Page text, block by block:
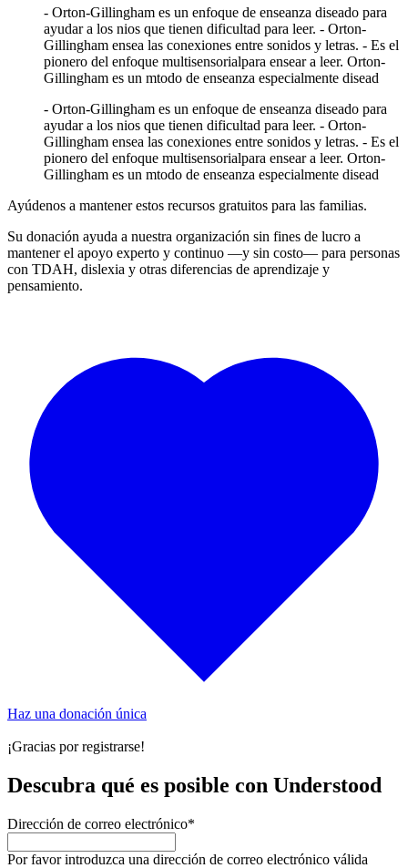
- Orton-Gillingham es un enfoque de enseanza diseado para
ayudar a los nios que tienen dificultad para leer. - Orton-
Gillingham ensea las conexiones entre sonidos y letras. - Es el
pionero del enfoque multisensorialpara ensear a leer. Orton-
Gillingham es un mtodo de enseanza especialmente disead
- Orton-Gillingham es un enfoque de enseanza diseado para
ayudar a los nios que tienen dificultad para leer. - Orton-
Gillingham ensea las conexiones entre sonidos y letras. - Es el
pionero del enfoque multisensorialpara ensear a leer. Orton-
Gillingham es un mtodo de enseanza especialmente disead
Ayúdenos a mantener estos recursos gratuitos para las familias.
Su donación ayuda a nuestra organización sin fines de lucro a
mantener el apoyo experto y continuo —y sin costo— para personas
con TDAH, dislexia y otras diferencias de aprendizaje y
pensamiento.
Haz una donación única
¡Gracias por registrarse!
Descubra qué es posible con Understood
Dirección de correo electrónico*
Por favor introduzca una dirección de correo electrónico válida